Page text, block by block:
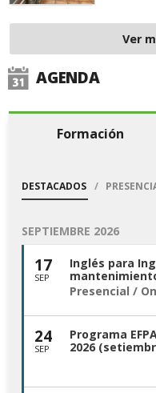
Ver
AGENDA
Formación
DESTACADOS
SEPTIEMBRE 2026
17
SEP
Inglés para
Presencial /
24
SEP
Programa
2026